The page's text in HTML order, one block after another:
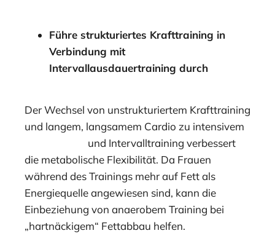
Führe strukturiertes Krafttraining in
Verbindung mit
Intervallausdauertraining durch
Der Wechsel von unstrukturiertem Krafttraining
und langem, langsamem Cardio zu intensivem
und Intervalltraining verbessert
die metabolische Flexibilität. Da Frauen
während des Trainings mehr auf Fett als
Energiequelle angewiesen sind, kann die
Einbeziehung von anaerobem Training bei
„hartnäckigem“ Fettabbau helfen.